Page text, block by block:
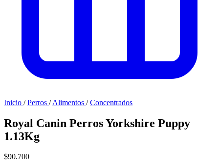
Inicio / Perros / Alimentos / Concentrados
Royal Canin Perros Yorkshire Puppy
1.13Kg
$90.700